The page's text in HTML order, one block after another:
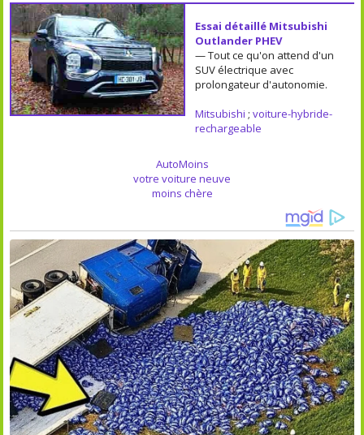
Essai détaillé Mitsubishi
Outlander PHEV
— Tout ce qu'on attend d'un
SUV électrique avec
prolongateur d'autonomie.
Mitsubishi ; voiture-hybride-
rechargeable
AutoMoins
votre voiture neuve
moins chère